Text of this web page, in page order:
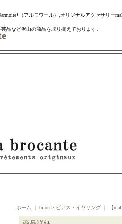
（アルモワール）,オリジナルアクセサリー
品など沢山の商品を取り揃えております。
ホーム ｜ bijou > ピアス・イヤリング ｜ 【